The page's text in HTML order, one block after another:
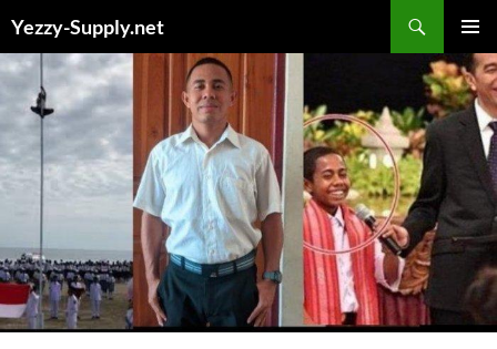
content
Yezzy-Supply.net
MENU